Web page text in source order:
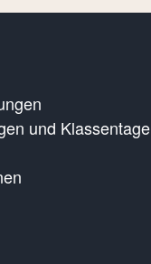
und Klassentage